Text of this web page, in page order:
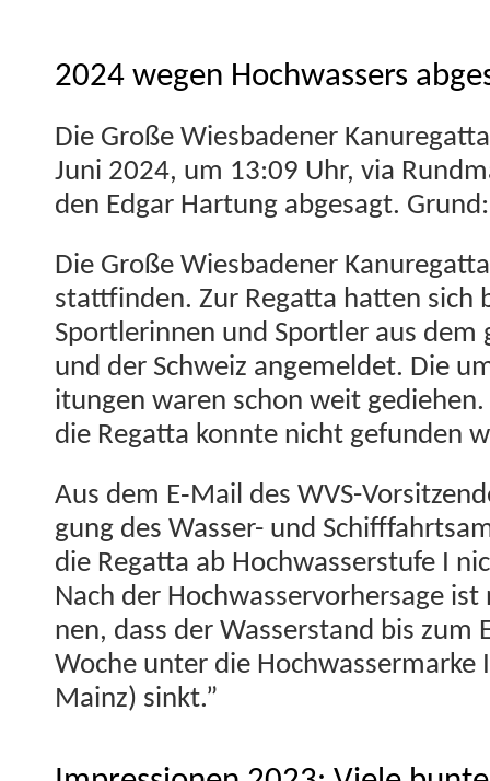
2024 wegen Hochwassers
Die Große Wies­baden­er
Juni 2024, um 13:09 Uhr, via
den Edgar Har­tung abge­sagt.
Die Große Wies­baden­er
stat­tfind­en. Zur Regat­ta hat­ten sich
Sport­lerin­nen und Sportler aus dem
und der Schweiz angemeldet. Die
itun­gen waren schon weit
die Regat­ta kon­nte nicht gefun­den
Aus dem E‑Mail des WVS-
gung des Wass­er- und
die Regat­ta ab Hochwasser­stufe I
Nach der Hochwasser­vorher­sage
nen, dass der Wasser­stand bis zum
Woche unter die Hochwasser­marke
Mainz) sinkt.”